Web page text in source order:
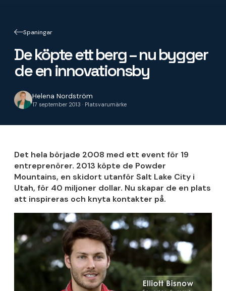
Spaningar
De köpte ett berg – nu bygger
de en innovationsby
Helena Nordström
17 september 2013 · Platsvarumärke
Det hela började 2008 med ett event för 19
entreprenörer. 2013 köpte de Powder
Mountains, en skidort utanför Salt Lake City i
Utah, för 40 miljoner dollar. Nu skapar de en plats
att inspireras och knyta kontakter på.